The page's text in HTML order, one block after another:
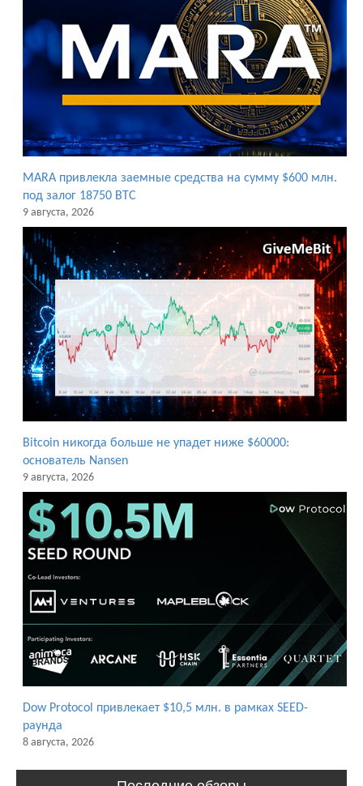
MARA привлекла заемные средства на сумму $600 млн.
под залог 18750 BTC
9 августа, 2026
Bitcoin никогда больше не упадет ниже $60000:
основатель Nansen
9 августа, 2026
Dow Protocol привлекает $10,5 млн. в рамках SEED-
раунда
8 августа, 2026